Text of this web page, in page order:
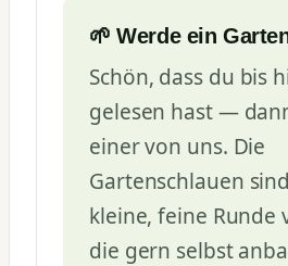
🌱 Werde ein
Schön, dass du bis
gelesen hast —
einer von uns. Die
Gartenschlauen
kleine, feine Runde
die gern selbst